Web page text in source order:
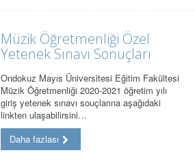
Müzik Öğretmenliği Özel
Yetenek Sınavı Sonuçları
Ondokuz Mayıs Üniversitesi Eğitim Fakültesi
Müzik Öğretmenliği 2020-2021 öğretim yılı
giriş yetenek sınavı souçlarına aşağıdaki
linkten ulaşabilirsini…
Daha fazlası